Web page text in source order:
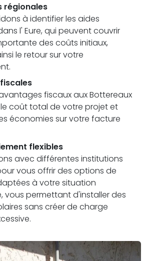
régionales
à identifier les aides
l' Eure, qui peuvent couvrir
des coûts initiaux,
le retour sur votre
fiscaux aux Bottereaux
coût total de votre projet et
économies sur votre facture
flexibles
avec différentes institutions
vous offrir des options de
à votre situation
vous permettant d'installer des
sans créer de charge